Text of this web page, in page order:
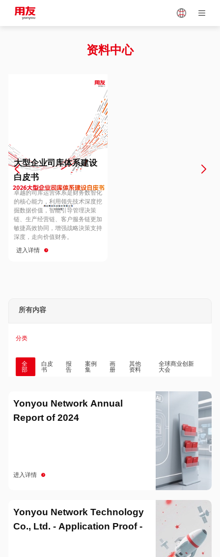
Vietnam
Europe
Hungary
Hong Kong
资料中心
大型企业司库体系建设
白皮书
卓越的司库运营体系是财务数智化
的核心能力，利用领先技术深度挖
掘数据价值，智能引导管理决策
链、生产经营链、客户服务链更加
敏捷高效协同，增强战略決策支持
深度，走向价值财务。
进入详情
所有内容
分类
全
部
白皮
书
报
告
案例
集
画
册
其他
资料
全球商业创新
大会
Yonyou Network Annual
Report of 2024
进入详情
Yonyou Network Technology
Co., Ltd. - Application Proof -